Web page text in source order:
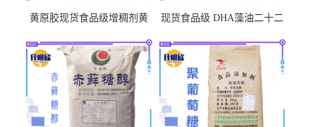
黄原胶现货食品级增稠剂黄
中轩黄原胶
现货食品级 DHA藻油二十二
惠DHA藻油